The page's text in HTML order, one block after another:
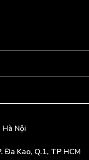
Nội
Đa Kao, Q.1, TP HCM